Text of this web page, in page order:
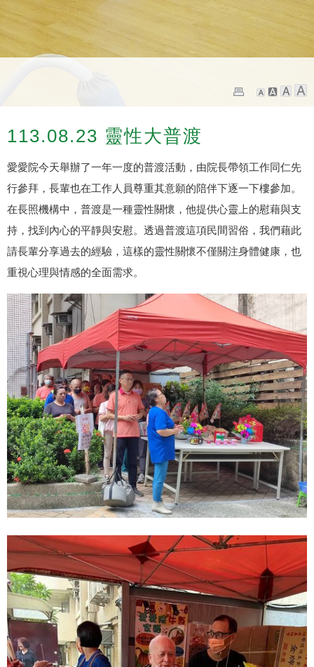
113.08.23 靈性大普渡
愛愛院今天舉辦了一年一度的普渡活動，由院長帶領工作同仁先
行參拜，長輩也在工作人員尊重其意願的陪伴下逐一下樓參加。
在長照機構中，普渡是一種靈性關懷，他提供心靈上的慰藉與支
持，找到內心的平靜與安慰。透過普渡這項民間習俗，我們藉此
請長輩分享過去的經驗，這樣的靈性關懷不僅關注身體健康，也
重視心理與情感的全面需求。